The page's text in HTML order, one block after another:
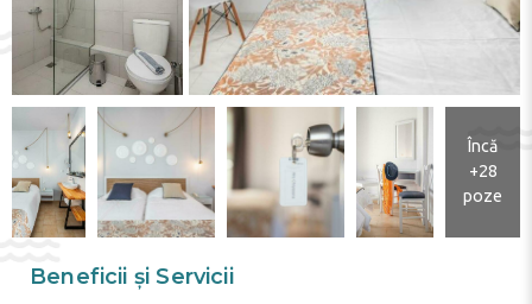
Încă
+28
poze
Beneficii și Servicii